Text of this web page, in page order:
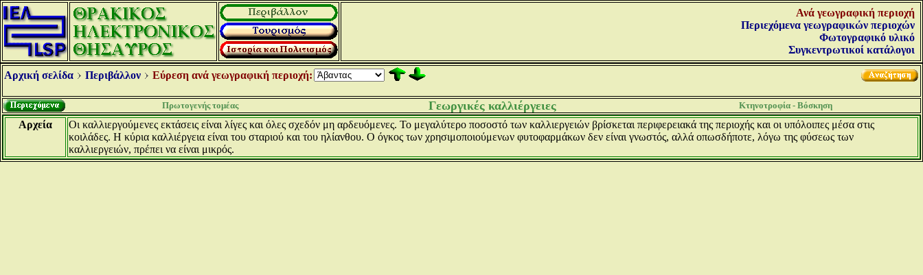
Ανά γεωγραφική περιοχή
Περιεχόμενα γεωγραφικών περιοχών
Φωτογραφικό υλικό
Συγκεντρωτικοί κατάλογοι
Αρχική σελίδα Περιβάλλον Εύρεση ανά γεωγραφική περιοχή:
Πρωτογενής τομέας Γεωργικές καλλιέργειες Κτηνοτροφία - Βόσκηση
Αρχεία
Οι καλλιεργούμενες εκτάσεις είναι λίγες και όλες σχεδόν μη αρδευόμενες. Το μεγαλύτερο ποσοστό των καλλιεργειών βρίσκεται περιφερειακά της περιοχής και οι υπόλοιπες μέσα στις
κοιλάδες. Η κύρια καλλιέργεια είναι του σταριού και του ηλίανθου. Ο όγκος των χρησιμοποιούμενων φυτοφαρμάκων δεν είναι γνωστός, αλλά οπωσδήποτε, λόγω της φύσεως των
καλλιεργειών, πρέπει να είναι μικρός.